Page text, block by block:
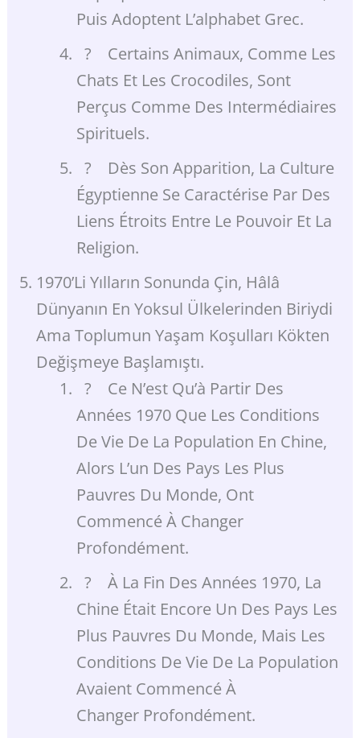
Puis Adoptent L’alphabet Grec.
? Certains Animaux, Comme Les
Chats Et Les Crocodiles, Sont
Perçus Comme Des Intermédiaires
Spirituels.
? Dès Son Apparition, La Culture
Égyptienne Se Caractérise Par Des
Liens Étroits Entre Le Pouvoir Et La
Religion.
1970’li Yılların Sonunda Çin, Hâlâ
Dünyanın En Yoksul Ülkelerinden Biriydi
Ama Toplumun Yaşam Koşulları Kökten
Değişmeye Başlamıştı.
? Ce N’est Qu’à Partir Des
Années 1970 Que Les Conditions
De Vie De La Population En Chine,
Alors L’un Des Pays Les Plus
Pauvres Du Monde, Ont
Commencé À Changer
Profondément.
? À La Fin Des Années 1970, La
Chine Était Encore Un Des Pays Les
Plus Pauvres Du Monde, Mais Les
Conditions De Vie De La Population
Avaient Commencé À
Changer Profondément.